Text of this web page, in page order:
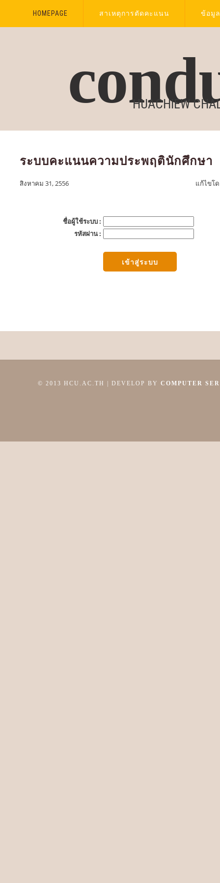
HOMEPAGE สาเหตุการตัดคะแนน ข้อมู
HUACHIEW
ระบบคะแนนความประพฤตินักศึกษา
สิงหาคม 31, 2556 แก้ไขโ
ชื่อผู้ใช้ระบบ :
รหัสผ่าน :
© 2013 HCU.AC.TH | DEVELOP BYCOMPUTER